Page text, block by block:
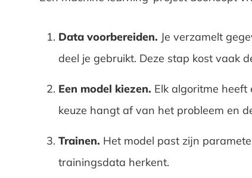
Data voorbereiden. Je verzamelt
deel je gebruikt. Deze stap kost vaak
Een model kiezen. Elk algoritme heeft
keuze hangt af van het probleem en
Trainen. Het model past zijn
trainingsdata herkent.